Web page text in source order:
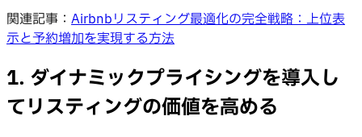
関連記事： Airbnbリスティング最適化の完全戦略：上位表
示と予約増加を実現する方法
1. ダイナミックプライシングを導入し
てリスティングの価値を高める